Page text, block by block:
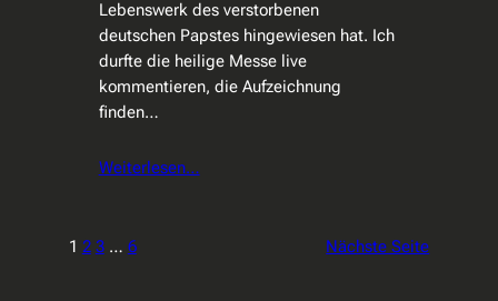
Lebenswerk des verstorbenen
deutschen Papstes hingewiesen hat. Ich
durfte die heilige Messe live
kommentieren, die Aufzeichnung
finden…
Weiterlesen…
1 2 3 … 6 Nächste Seite